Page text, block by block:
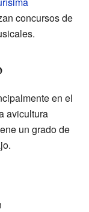
concursos de
en el
avicultura
un grado de